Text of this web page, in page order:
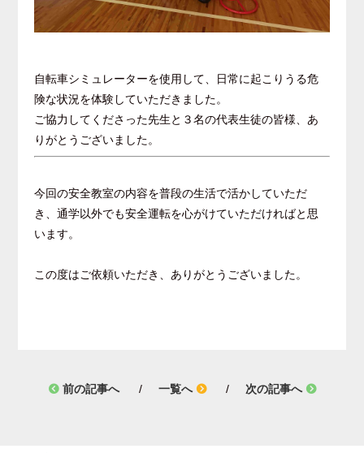
自転車シミュレーターを使用して、日常に起こりうる危
険な状況を体験していただきました。
ご協力してくださった先生と３名の代表生徒の皆様、あ
りがとうございました。
今回の安全教室の内容を普段の生活で活かしていただ
き、通学以外でも安全運転を心がけていただければと思
います。
この度はご依頼いただき、ありがとうございました。
前の記事へ 一覧へ 次の記事へ